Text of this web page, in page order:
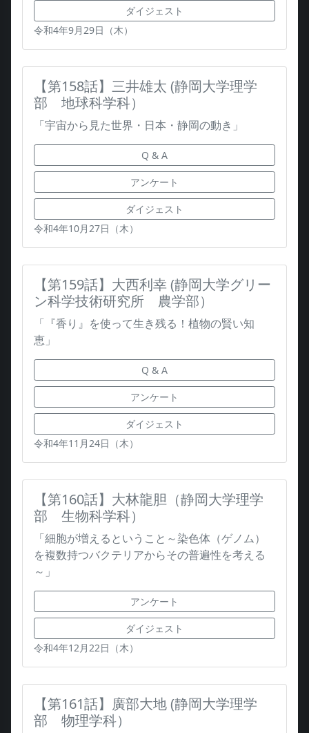
ダイジェスト
令和4年9月29日（木）
【第158話】三井雄太 (静岡大学理学
部 地球科学科）
「宇宙から見た世界・日本・静岡の動き」
Q & A
アンケート
ダイジェスト
令和4年10月27日（木）
【第159話】大西利幸 (静岡大学グリー
ン科学技術研究所 農学部）
「『香り』を使って生き残る！植物の賢い知
恵」
Q & A
アンケート
ダイジェスト
令和4年11月24日（木）
【第160話】大林龍胆（静岡大学理学
部 生物科学科）
「細胞が増えるということ～染色体（ゲノム）
を複数持つバクテリアからその普遍性を考える
～」
アンケート
ダイジェスト
令和4年12月22日（木）
【第161話】廣部大地 (静岡大学理学
部 物理学科）